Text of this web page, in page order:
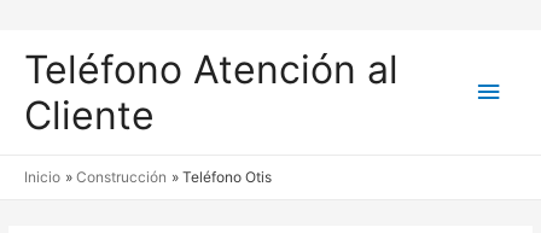
Teléfono Atención al
Cliente
Inicio Construcción Teléfono Otis